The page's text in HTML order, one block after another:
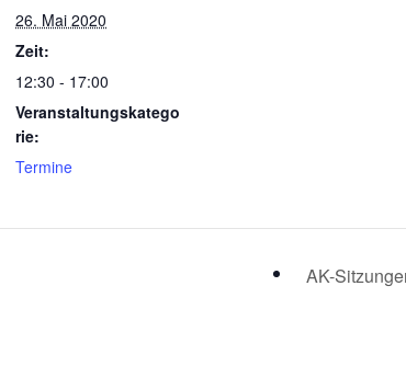
26. Mai 2020
Zeit:
12:30 - 17:00
Veranstaltungskatego
rie:
Termine
AK-